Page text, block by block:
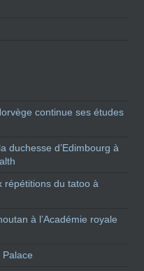
continue ses études
duchesse d’Edimbourg à
répétitions du tatoo à
à l’Académie royale